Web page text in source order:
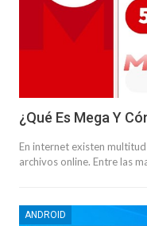
¿Qué Es Mega Y
En internet existen
archivos online. Entre las
ANDROID